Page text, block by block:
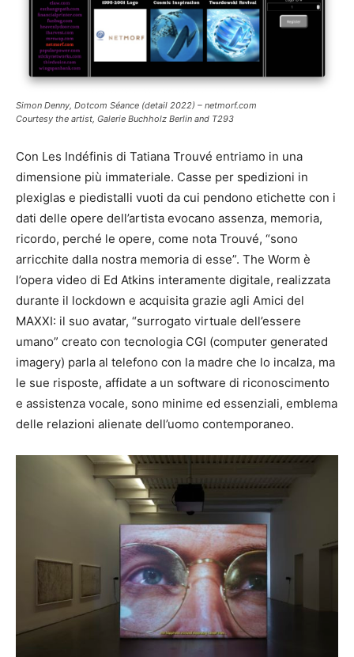
Simon Denny, Dotcom Séance (detail 2022) – netmorf.com
Courtesy the artist, Galerie Buchholz Berlin and T293
Con Les Indéfinis di Tatiana Trouvé entriamo in una
dimensione più immateriale. Casse per spedizioni in
plexiglas e piedistalli vuoti da cui pendono etichette con i
dati delle opere dell’artista evocano assenza, memoria,
ricordo, perché le opere, come nota Trouvé, “sono
arricchite dalla nostra memoria di esse”. The Worm è
l’opera video di Ed Atkins interamente digitale, realizzata
durante il lockdown e acquisita grazie agli Amici del
MAXXI: il suo avatar, “surrogato virtuale dell’essere
umano” creato con tecnologia CGI (computer generated
imagery) parla al telefono con la madre che lo incalza, ma
le sue risposte, affidate a un software di riconoscimento
e assistenza vocale, sono minime ed essenziali, emblema
delle relazioni alienate dell’uomo contemporaneo.